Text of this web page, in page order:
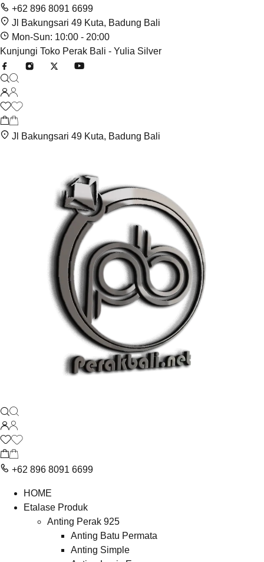
+62 896 8091 6699
Jl Bakungsari 49 Kuta, Badung Bali
Mon-Sun: 10:00 - 20:00
Kunjungi Toko Perak Bali - Yulia Silver
Jl Bakungsari 49 Kuta, Badung Bali
+62 896 8091 6699
HOME
Etalase Produk
Anting Perak 925
Anting Batu Permata
Anting Simple